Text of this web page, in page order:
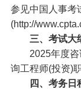
参见中国人事考
(http://
三、考试大
2025年度咨
询工程师(投资)
四、考务日